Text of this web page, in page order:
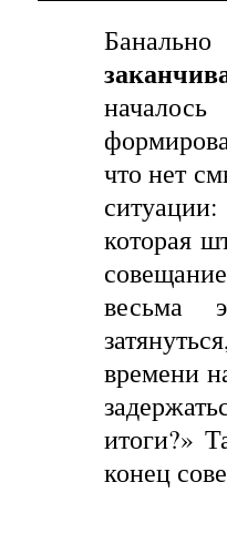
что нет
которая
весьма
времени
итоги?»
конец